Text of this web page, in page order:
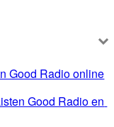
Good Radio online
Good Radio en